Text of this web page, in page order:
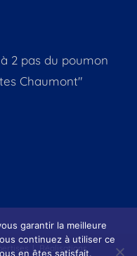
2 pas du poumon
Chaumont"
Réalisations
garantir la meilleure
continuez à utiliser ce
en êtes satisfait.